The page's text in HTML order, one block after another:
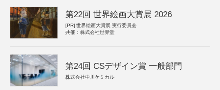
第22回 世界絵画大賞展 2026
[PR] 世界絵画大賞展 実行委員会
共催：株式会社世界堂
第24回 CSデザイン賞 一般部門
株式会社中川ケミカル